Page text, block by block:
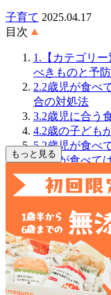
子育て 2025.04.17
目次
1.【カテゴリ
べきものと予
2.2歳児が食べ
合の対処法
3.2歳児に合う
4.2歳の子ども
5.2歳児が食べ
6.2歳が食べて
を守ろう！
もっと見る